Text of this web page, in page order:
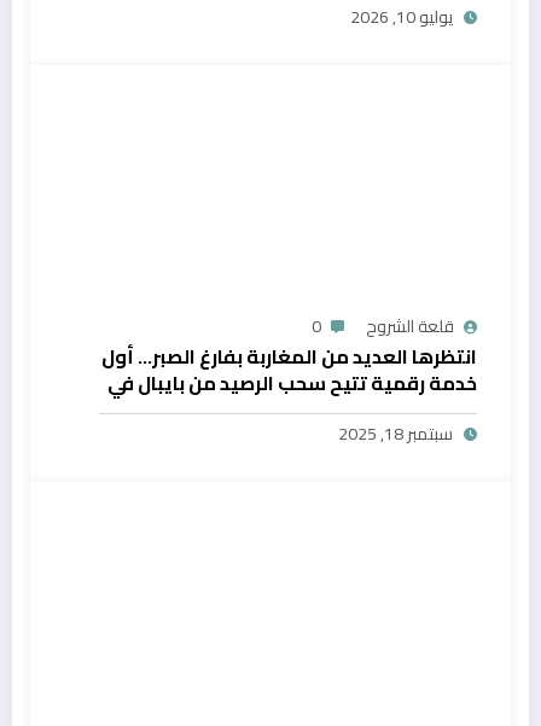
يوليو 10, 2026
قلعة الشروح 0
انتظرها العديد من المغاربة بفارغ الصبر… أول
خدمة رقمية تتيح سحب الرصيد من بايبال في
المغرب
سبتمبر 18, 2025